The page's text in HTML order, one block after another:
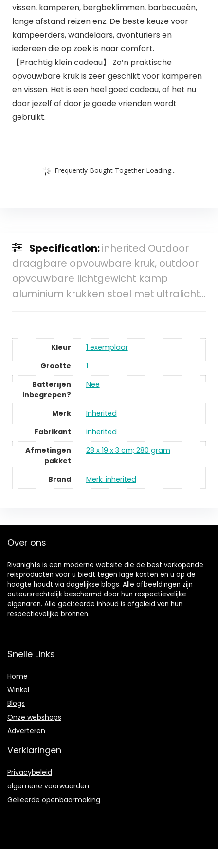
vissen, kamperen, bergbeklimmen, barbecueën,
lange afstand reizen enz. De beste keuze voor
kampeerders, wandelaars, avonturiers en
iedereen die op zoek is naar comfort.
【Prachtig klein cadeau】 Zo’n praktische
opvouwbare kruk is zeer geschikt voor kamperen
en vissen. Het is een heel goed cadeau, of het nu
door jezelf of door je goede vrienden wordt
gebruikt.
Frequently Bought Together Loading...
Specification:inherited Outdoor
draagbare opvouwbare kruk, outdoor
opvouwbare lichtgewicht kamp
aluminium krukken stoel met ultralicht…
Kleur
1 exemplaar
Grootte
1
Batterijen
inbegrepen?
Nee
Merk
Inherited
Fabrikant
inherited
Afmetingen
pakket
28 x 19 x 3 cm; 280 gram
Brand Merk: inherited
Over ons
Rivanights is een moderne website die de best verkopende
reisproducten voor u biedt tegen lage kosten en u op de
hoogte houdt via dagelijkse blogs. Alle afbeeldingen zijn
auteursrechtelijk beschermd door hun respectievelijke
eigenaren. Alle geciteerde inhoud is afgeleid van hun
respectievelijke bronnen.
Snelle Links
Home
Winkel
Blogs
Onze webshops
Adverteren
Verklaringen
Privacybeleid
algemene voorwaarden
Gelieerde openbaarmaking